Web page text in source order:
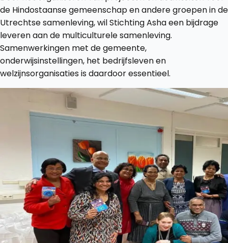
de Hindostaanse gemeenschap en andere groepen in de
Utrechtse samenleving, wil Stichting Asha een bijdrage
leveren aan de multiculturele samenleving.
Samenwerkingen met de gemeente,
onderwijsinstellingen, het bedrijfsleven en
welzijnsorganisaties is daardoor essentieel.